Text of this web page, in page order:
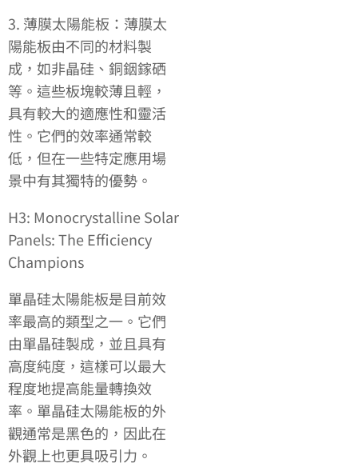
3. 薄膜太陽能板：薄膜太
陽能板由不同的材料製
成，如非晶硅、銅銦鎵硒
等。這些板塊較薄且輕，
具有較大的適應性和靈活
性。它們的效率通常較
低，但在一些特定應用場
景中有其獨特的優勢。
H3: Monocrystalline Solar
Panels: The Efficiency
Champions
單晶硅太陽能板是目前效
率最高的類型之一。它們
由單晶硅製成，並且具有
高度純度，這樣可以最大
程度地提高能量轉換效
率。單晶硅太陽能板的外
觀通常是黑色的，因此在
外觀上也更具吸引力。